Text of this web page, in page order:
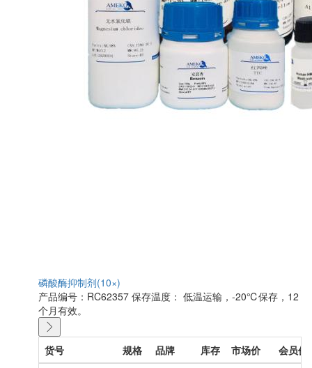
磷酸酶抑制剂(10×)
产品编号：RC62357 保存温度： 低温运输，-20℃保存，12
个月有效。
货号 规格 品牌 库存 市场价
会员价